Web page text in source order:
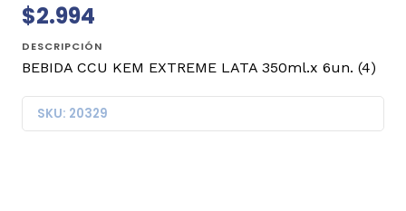
$2.994
DESCRIPCIÓN
BEBIDA CCU KEM EXTREME LATA 350ml.x 6un. (4)
SKU: 20329